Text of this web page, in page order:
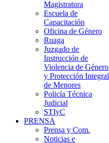
Magistratura
Escuela de
Capacitación
Oficina de Género
Ruaga
Juzgado de
Instrucción de
Violencia de Género
y Protección Integral
de Menores
Policía Técnica
Judicial
STIyC
PRENSA
Prensa y Com.
Noticias e